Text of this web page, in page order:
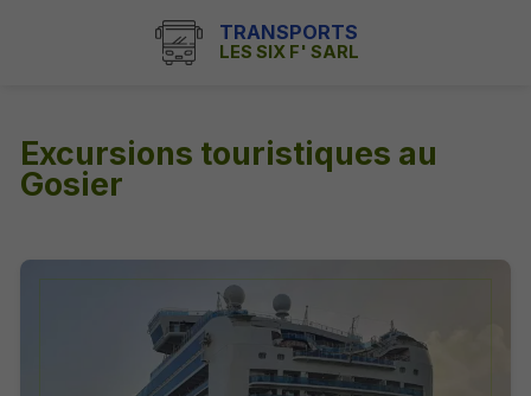
TRANSPORTS
LES SIX F' SARL
Excursions touristiques au
Gosier